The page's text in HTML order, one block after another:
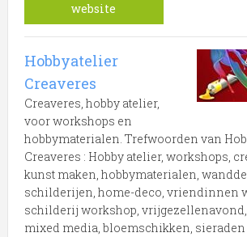
website
Hobbyatelier
Creaveres
Creaveres, hobby atelier,
voor workshops en
hobbymaterialen. Trefwoorden van
Creaveres : Hobby atelier, workshops,
kunst maken, hobbymaterialen,
schilderijen, home-deco, vriendinnen
schilderij workshop,
mixed media, bloemschikken,